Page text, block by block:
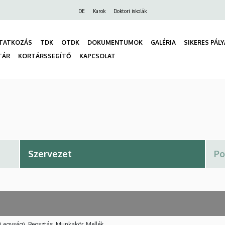
DE Karok Doktori iskolák
TDK OTDK DOKUMENTUMOK GALÉRIA
SIKERES
KORTÁRSSEGÍTŐ KAPCSOLAT